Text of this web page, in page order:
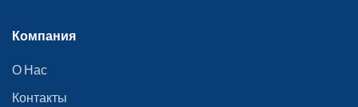
Компания
О Нас
Контакты